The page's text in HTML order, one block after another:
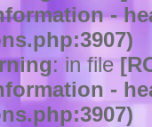
-
: in file
-